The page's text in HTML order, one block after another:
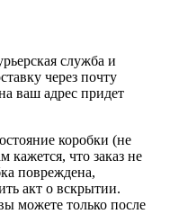
служба и
через почту
ваш адрес придет
коробки (не
кажется, что заказ не
повреждена,
акт о вскрытии.
можете только после